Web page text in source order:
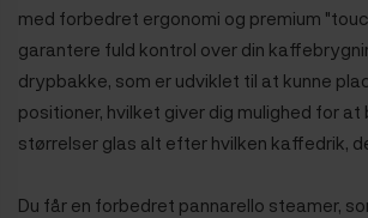
med forbedret ergonomi og premium
garantere fuld kontrol over din
drypbakke, som er udviklet til at kunne
positioner, hvilket giver dig mulighed for
størrelser glas alt efter hvilken kaffedrik,
Du får en forbedret pannarello steamer,